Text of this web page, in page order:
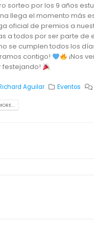
sorteo por los 9 años
llega el momento más
oficial de premios a
a todos por ser parte de
se cumplen todos los
contigo!
¡Nos
festejando!
Aguilar Eventos